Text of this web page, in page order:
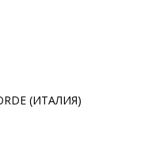
(ИТАЛИЯ)